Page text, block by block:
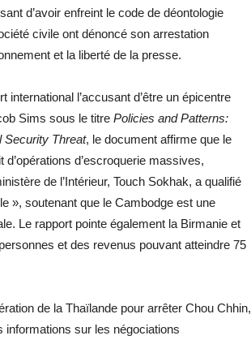
d’avoir enfreint le code de déontologie
civile ont dénoncé son arrestation
et la liberté de la presse.
l’accusant d’être un épicentre
Sims sous le titre Policies and Patterns:
Security Threat, le document affirme que le
d’escroquerie massives,
de l’Intérieur, Touch Sokhak, a qualifié
», soutenant que le Cambodge est une
Le rapport pointe également la Birmanie et
et des revenus pouvant atteindre 75
de la Thaïlande pour arrêter Chou Chhin,
sur les négociations